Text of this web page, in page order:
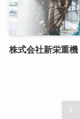
株式会社新栄重機
1